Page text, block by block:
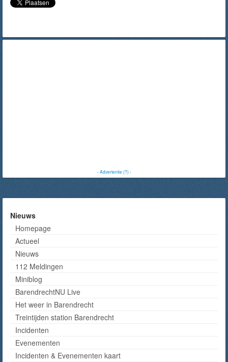
-Advertentie (?)-
Nieuws
Homepage
Actueel
Nieuws
112 Meldingen
Miniblog
BarendrechtNU Live
Het weer in Barendrecht
Treintijden station Barendrecht
Incidenten
Evenementen
Incidenten & Evenementen kaart